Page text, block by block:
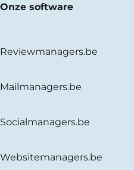
Onze software
Reviewmanagers.be
Mailmanagers.be
Socialmanagers.be
Websitemanagers.be